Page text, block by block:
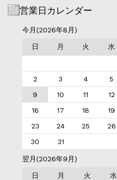
営業日カレンダー
今月(2026年8月)
日 月 火 水
2
3 4 5
9
10 11 12
16
17 18 19
23
24 25 26
30
31
翌月(2026年9月)
日 月 火 水